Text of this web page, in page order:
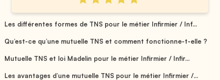
Les différentes formes de TNS pour le métier Infirmier / Inf...
Qu’est-ce qu’une mutuelle TNS et comment fonctionne-t-elle ?
Mutuelle TNS et loi Madelin pour le métier Infirmier / Infir...
Les avantages d’une mutuelle TNS pour le métier Infirmier /...